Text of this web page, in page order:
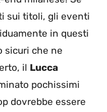
sui titoli, gli eventi
in questi
sicuri che ne
il Lucca
pochissimi
dovrebbe essere